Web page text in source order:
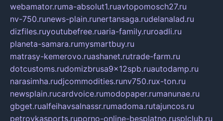
webamator.ruma-absolut1.ruavtopomosch27.ru
nv-750.runews-plain.runertansaga.rudelanalad.ru
dizfiles.ruyoutubefree.ruaria-family.ruroadli.ru
planeta-samara.rumysmartbuy.ru
matrasy-kemerovo.ruashanet.rutrade-farm.ru
dotcustoms.rudomizbrusa9x12spb.ruautodamp.ru
narasimha.rudjcommodities.runv750.rux-ton.ru
newsplain.rucardvoice.rumodopaper.rumanunae.ru
gbget.rualfeihavsalnassr.rumadoma.rutajuncos.ru
petrovkasports.ruporno-online-besplatno.rusplclub.ru